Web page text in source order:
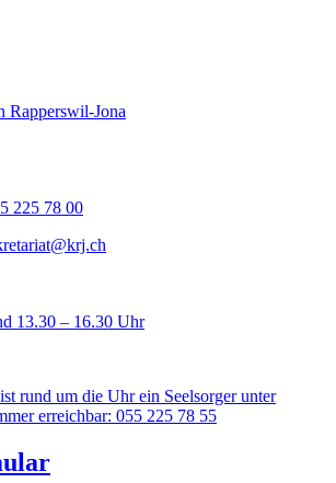
Rapperswil-Jona
225 78 00
13.30 – 16.30 Uhr
ist rund um die Uhr ein Seelsorger unter
erreichbar: 055 225 78 55